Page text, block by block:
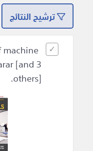
ترشيح النتائج
[and 3
others].